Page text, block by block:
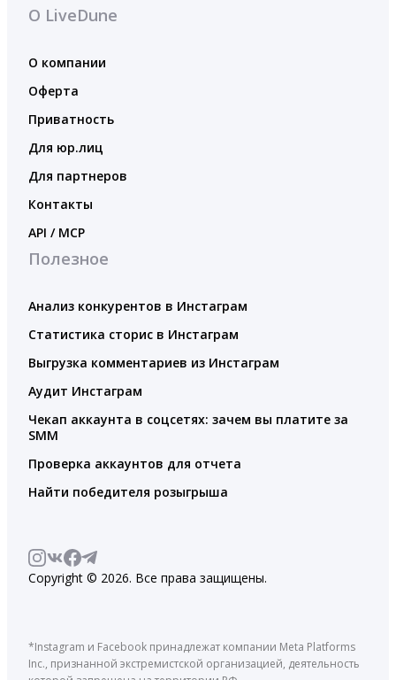
О LiveDune
О компании
Оферта
Приватность
Для юр.лиц
Для партнеров
Контакты
API / MCP
Полезное
Анализ конкурентов в Инстаграм
Статистика сторис в Инстаграм
Выгрузка комментариев из Инстаграм
Аудит Инстаграм
Чекап аккаунта в соцсетях: зачем вы платите за
SMM
Проверка аккаунтов для отчета
Найти победителя розыгрыша
Copyright © 2026. Все права защищены.
*Instagram и Facebook принадлежат компании Meta Platforms
Inc., признанной экстремистской организацией, деятельность